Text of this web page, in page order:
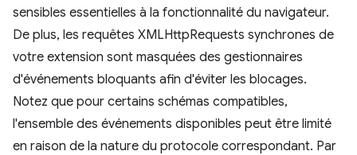
sensibles essentielles à la fonctionnalité du navigateur.
De plus, les requêtes XMLHttpRequests synchrones de
votre extension sont masquées des gestionnaires
d'événements bloquants afin d'éviter les blocages.
Notez que pour certains schémas compatibles,
l'ensemble des événements disponibles peut être limité
en raison de la nature du protocole correspondant. Par